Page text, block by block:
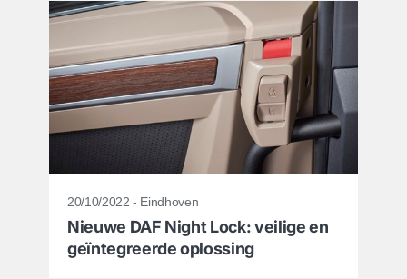
20/10/2022 - Eindhoven
Nieuwe DAF Night Lock: veilige en
geïntegreerde oplossing